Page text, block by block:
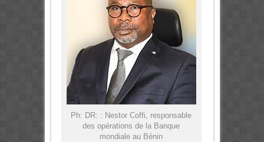
Ph: DR: : Nestor Coffi, responsable
des opérations de la Banque
mondiale au Bénin